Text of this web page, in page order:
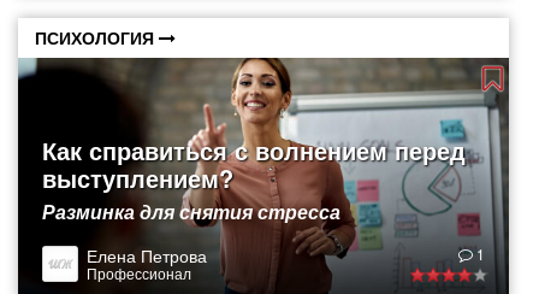
ПСИХОЛОГИЯ
Как справиться с волнением перед
выступлением?
Разминка для снятия стресса
Елена Петрова
Профессионал
1